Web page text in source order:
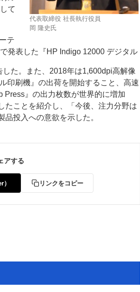
代表取締役 社長執行役員
岡 隆史氏
て
テ
発表した『HP Indigo 12000 デジタル
た。また、2018年は1,600dpi高解像
印刷機』の出荷を開始すること、高速
Press』の出力枚数が世界的に増加
たことを紹介し、「今後、注力分野は
投入への意欲を示した。
アする
リンクをコピー